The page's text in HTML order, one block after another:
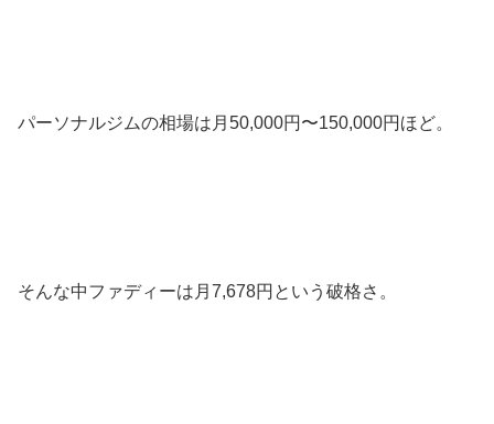
パーソナルジムの相場は月50,000円〜150,000円ほど。
そんな中ファディーは月7,678円という破格さ。